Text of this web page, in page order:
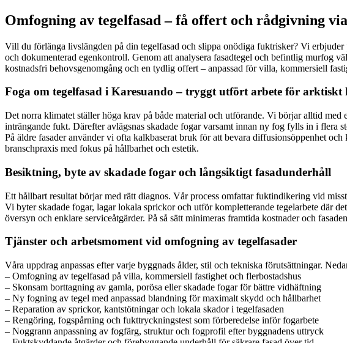
Omfogning av tegelfasad – få offert och rådgivning
Vill du förlänga livslängden på din tegelfasad och slippa onödiga fuktrisker? Vi
och dokumenterad egenkontroll. Genom att analysera fasadtegel och befintlig
kostnadsfri behovsgenomgång och en tydlig offert – anpassad för villa, kommersiell
Foga om tegelfasad i Karesuando – tryggt utfört arbete för arktiskt
Det norra klimatet ställer höga krav på både material och utförande. Vi börjar alltid
inträngande fukt. Därefter avlägsnas skadade fogar varsamt innan ny fog fylls in i flera
På äldre fasader använder vi ofta kalkbaserat bruk för att bevara diffusionsöppenhet
branschpraxis med fokus på hållbarhet och estetik.
Besiktning, byte av skadade fogar och långsiktigt fasadunderhåll
Ett hållbart resultat börjar med rätt diagnos. Vår process omfattar fuktindikering vid
Vi byter skadade fogar, lagar lokala sprickor och utför kompletterande tegelarbete där
översyn och enklare serviceåtgärder. På så sätt minimeras framtida kostnader och
Tjänster och arbetsmoment vid omfogning av tegelfasader
Våra uppdrag anpassas efter varje byggnads ålder, stil och tekniska förutsättningar.
– Omfogning av tegelfasad på villa, kommersiell fastighet och flerbostadshus
– Skonsam borttagning av gamla, porösa eller skadade fogar för bättre vidhäftning
– Ny fogning av tegel med anpassad blandning för maximalt skydd och hållbarhet
– Reparation av sprickor, kantstötningar och lokala skador i tegelfasaden
– Rengöring, fogspårning och fukttryckningstest som förberedelse inför fogarbete
– Noggrann anpassning av fogfärg, struktur och fogprofil efter byggnadens uttryck